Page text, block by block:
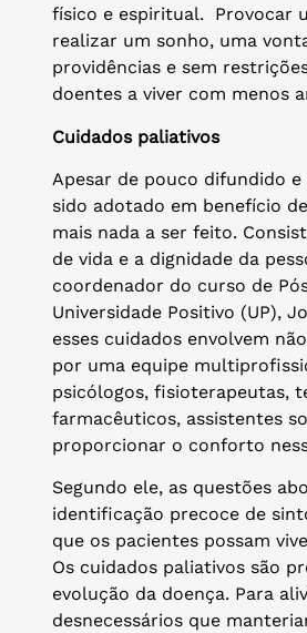
físico e espiritual. Provocar
realizar um sonho, uma
providências e sem
doentes a viver com menos
Cuidados paliativos
Apesar de pouco difundido
sido adotado em benefício
mais nada a ser feito.
de vida e a dignidade da
coordenador do curso de
Universidade Positivo (UP),
esses cuidados envolvem
por uma equipe
psicólogos, fisioterapeutas,
farmacêuticos, assistentes
proporcionar o conforto
Segundo ele, as questões
identificação precoce de
que os pacientes possam
Os cuidados paliativos são
evolução da doença. Para
desnecessários que